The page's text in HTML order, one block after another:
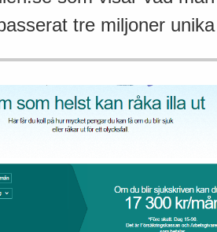
tre miljoner